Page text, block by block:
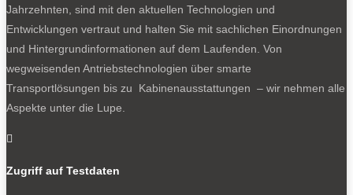
Jahrzehnten, sind mit den aktuellen Technologien und
Entwicklungen vertraut und halten Sie mit sachlichen Einordnungen
und Hintergrundinformationen auf dem Laufenden. Von
wegweisenden Antriebstechnologien über smarte
Transportlösungen bis zu Kabinenausstattungen – wir nehmen alle
Aspekte unter die Lupe.

Zugriff auf Testdaten